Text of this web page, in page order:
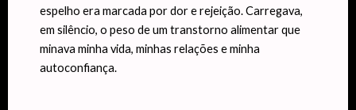
espelho era marcada por dor e rejeição. Carregava,
em silêncio, o peso de um transtorno alimentar que
minava minha vida, minhas relações e minha
autoconfiança.